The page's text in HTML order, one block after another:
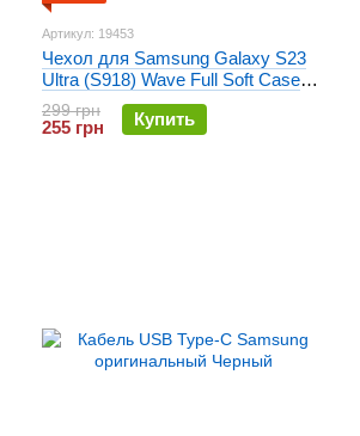
Артикул: 19453
Чехол для Samsung Galaxy S23
Ultra (S918) Wave Full Soft Case
Пудра
299 грн
255 грн Купить